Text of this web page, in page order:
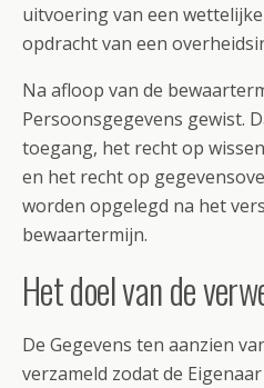
uitvoering van een
opdracht van een
Na afloop van de
Persoonsgegevens gewist.
toegang, het recht op
en het recht op
worden opgelegd na het
bewaartermijn.
Het doel van de
De Gegevens ten aanzien
verzameld zodat de